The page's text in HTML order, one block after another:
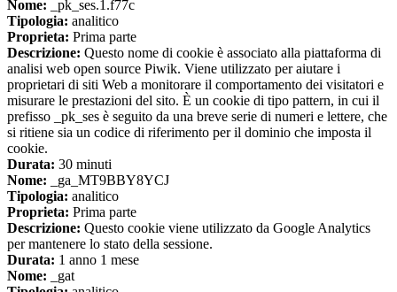
Nome: _pk_ses.1.f77c
Tipologia: analitico
Proprieta: Prima parte
Descrizione: Questo nome di cookie è associato alla piattaforma di
analisi web open source Piwik. Viene utilizzato per aiutare i
proprietari di siti Web a monitorare il comportamento dei visitatori e
misurare le prestazioni del sito. È un cookie di tipo pattern, in cui il
prefisso _pk_ses è seguito da una breve serie di numeri e lettere, che
si ritiene sia un codice di riferimento per il dominio che imposta il
cookie.
Durata: 30 minuti
Nome: _ga_MT9BBY8YCJ
Tipologia: analitico
Proprieta: Prima parte
Descrizione: Questo cookie viene utilizzato da Google Analytics
per mantenere lo stato della sessione.
Durata: 1 anno 1 mese
Nome: _gat